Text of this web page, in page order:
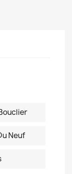
Neuf